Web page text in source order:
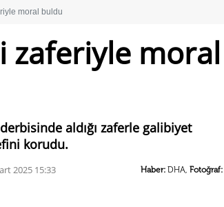
moral buldu
zaferiyle moral
aldığı zaferle galibiyet
korudu.
2025 15:33 Haber: DHA, Fotoğraf: